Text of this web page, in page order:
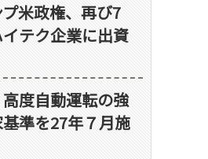
プ米政権、再び7
テク企業に出資
度自動運転の強
準を27年７月施